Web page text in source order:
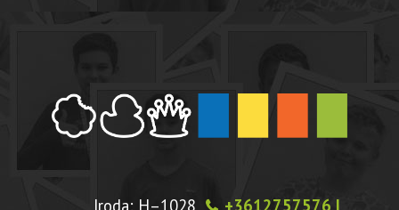
+3612757576 |
Iroda: H–1028